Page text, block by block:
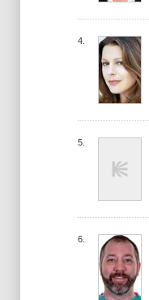
4.
5.
6.